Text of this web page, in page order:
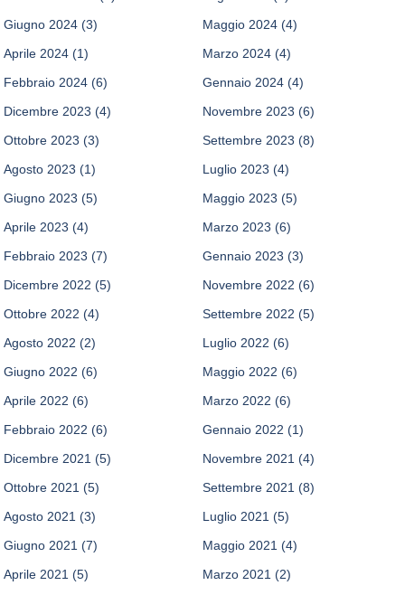
Giugno 2024 (3) Maggio 2024 (4)
Aprile 2024 (1) Marzo 2024 (4)
Febbraio 2024 (6) Gennaio 2024 (4)
Dicembre 2023 (4) Novembre 2023 (6)
Ottobre 2023 (3) Settembre 2023 (8)
Agosto 2023 (1) Luglio 2023 (4)
Giugno 2023 (5) Maggio 2023 (5)
Aprile 2023 (4) Marzo 2023 (6)
Febbraio 2023 (7) Gennaio 2023 (3)
Dicembre 2022 (5) Novembre 2022 (6)
Ottobre 2022 (4) Settembre 2022 (5)
Agosto 2022 (2) Luglio 2022 (6)
Giugno 2022 (6) Maggio 2022 (6)
Aprile 2022 (6) Marzo 2022 (6)
Febbraio 2022 (6) Gennaio 2022 (1)
Dicembre 2021 (5) Novembre 2021 (4)
Ottobre 2021 (5) Settembre 2021 (8)
Agosto 2021 (3) Luglio 2021 (5)
Giugno 2021 (7) Maggio 2021 (4)
Aprile 2021 (5) Marzo 2021 (2)